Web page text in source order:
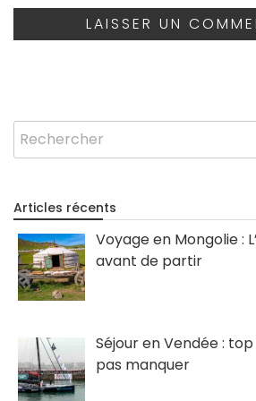
Rechercher
Articles récents
Voyage en Mongolie :
avant de partir
Séjour en Vendée :
pas manquer